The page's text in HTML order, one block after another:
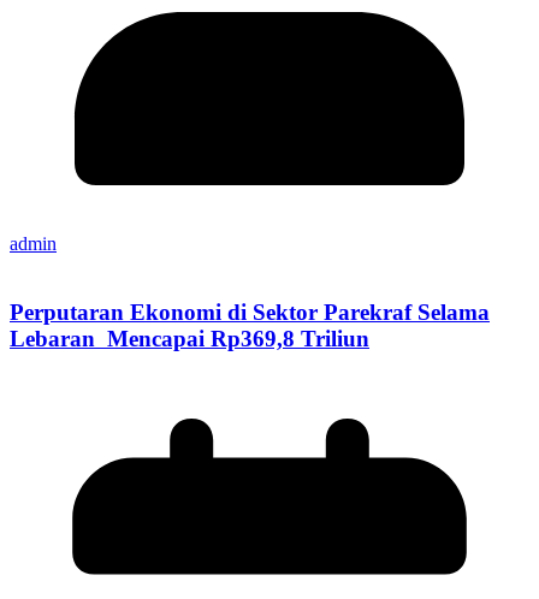
admin
Perputaran Ekonomi di Sektor Parekraf Selama
Lebaran Mencapai Rp369,8 Triliun